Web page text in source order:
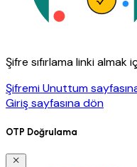
Şifre sıfırlama linki
Şifremi Unuttum
Giriş sayfasına dön
OTP Doğrulama